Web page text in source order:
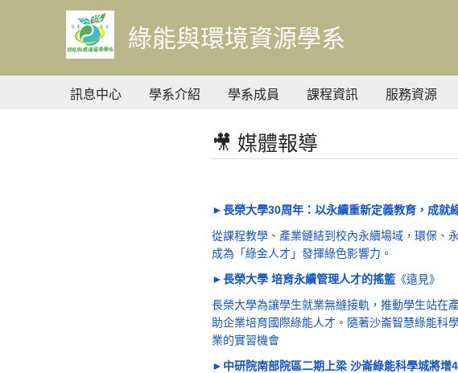
主
內
容
綠能與環境資源學系
訊息中心 學系介紹 學系成員 課程資訊 服務資源
🎥 媒體報導
►長榮大學30周年：以永續重新定義教育，成就
從課程教學、產業鏈結到校內永續場域，環保、
成為「綠金人才」發揮綠色影響力。
►長榮大學 培育永續管理人才的搖籃《遠見》
長榮大學為讓學生就業無縫接軌，推動學生站在
助企業培育國際綠能人才。隨著沙崙智慧綠能科
業的實習機會
►中研院南部院區二期上梁 沙崙綠能科學城將增